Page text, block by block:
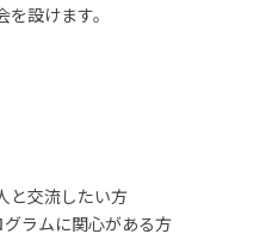
設けます。
と交流したい方
ラムに関心がある方